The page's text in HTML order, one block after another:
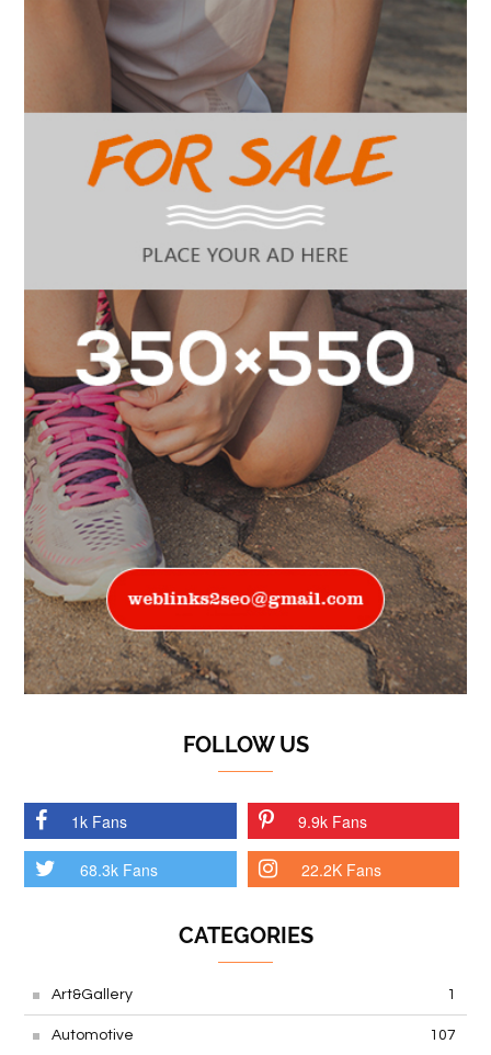
FOLLOW US
1k Fans 9.9k Fans
68.3k Fans 22.2K Fans
CATEGORIES
Art&Gallery 1
Automotive 107